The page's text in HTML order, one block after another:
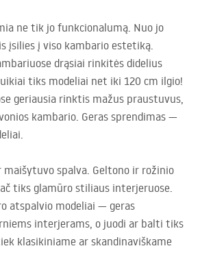
ne tik jo funkcionalumą. Nuo jo
įsilies į viso kambario estetiką.
drąsiai rinkitės didelius
tiks modeliai net iki 120 cm ilgio!
geriausia rinktis mažus praustuvus,
kambario. Geras sprendimas —
maišytuvo spalva. Geltono ir rožinio
tiks glamūro stiliaus interjeruose.
atspalvio modeliai — geras
interjerams, o juodi ar balti tiks
klasikiniame ar skandinaviškame